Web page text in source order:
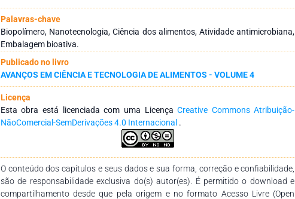
químicos ou enzimáticos, também é encontrada naturalmente na parede
celular de alguns fungos, com destaque a ordem Mucorales. É reconhecida por
suas propriedades físico-químicas e biológicas funcionais, a incluir a elevada
capacidade de adsorção e de formação de filmes, atividades antimicrobiana,
antiviral, antioxidante e cicatrizante, biocompatibilidade, biodegradabilidade e
baixa toxicidade, sendo um dos biopolímeros mais utilizados na
nanotecnologia em áreas como biomédica, tratamento de água, agricultura,
alimentos, cosméticos, entre outros. A redução do tamanho da quitosana
acarreta o aumento da razão área/volume e consequentemente, resulta no
aumento da reatividade e na potencialidade das propriedades comparadas as
da quitosana natural. Isto resulta no aumento da efetividade do polímero e
comumente utilizados para a síntese de nanopartículas de quitosana, além das
principais aplicações das nanoestruturas na indústria de alimentos.
Palavras-chave
Biopolímero, Nanotecnologia, Ciência dos alimentos, Atividade antimicrobiana,
Embalagem bioativa.
Publicado no livro
AVANÇOS EM CIÊNCIA E TECNOLOGIA DE ALIMENTOS - VOLUME 4
Licença
Esta obra está licenciada com uma LicençaCreative Commons Atribuição-
NãoComercial-SemDerivações 4.0 Internacional .
O conteúdo dos capítulos e seus dados e sua forma, correção e confiabilidade,
são de responsabilidade exclusiva do(s) autor(es). É permitido o download e
compartilhamento desde que pela origem e no formato Acesso Livre (Open